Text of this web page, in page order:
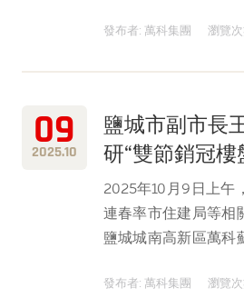
發布者: 萬科集團 瀏覽
09
2025.10
鹽城市副市長
研“雙節銷冠樓
城星匯東方項目
2025年10月9日上午
連春率市住建局等相
鹽城城南高新區萬科
慶中秋雙節期間市場
發布者: 萬科集團 瀏覽